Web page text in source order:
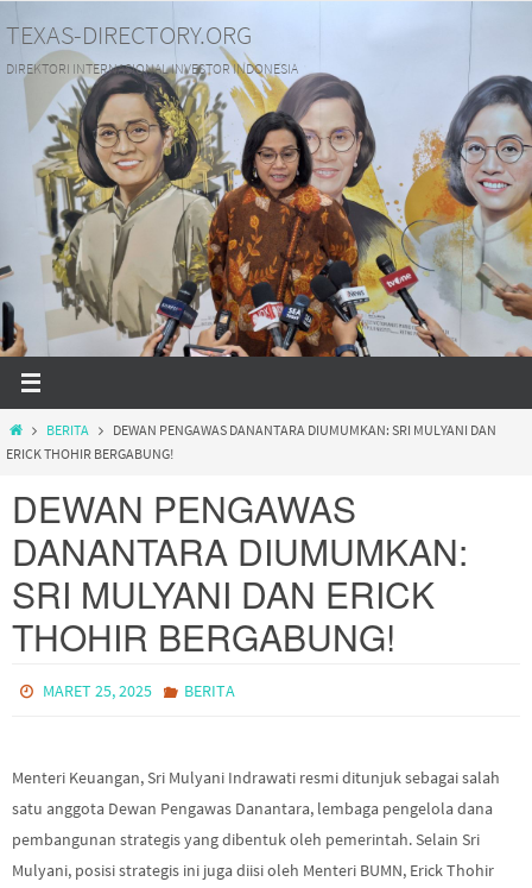
to
content
TEXAS-DIRECTORY.ORG
DIREKTORI INTERNASIONAL INVESTOR INDONESIA
HOMEBERITA
DEWAN PENGAWAS DANANTARA DIUMUMKAN: SRI MULYANI DAN
ERICK THOHIR BERGABUNG!
DEWAN PENGAWAS
DANANTARA DIUMUMKAN:
SRI MULYANI DAN ERICK
THOHIR BERGABUNG!
MARET 25, 2025 BERITA
Menteri Keuangan, Sri Mulyani Indrawati resmi ditunjuk sebagai salah
satu anggota Dewan Pengawas Danantara, lembaga pengelola dana
pembangunan strategis yang dibentuk oleh pemerintah. Selain Sri
Mulyani, posisi strategis ini juga diisi oleh Menteri BUMN, Erick Thohir